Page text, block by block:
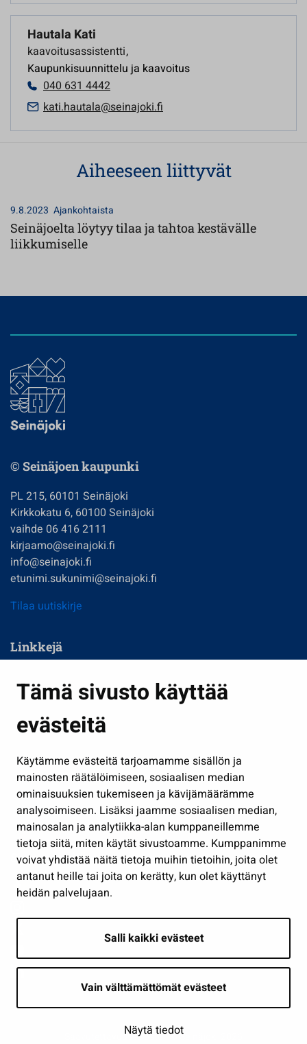
Tämä sivusto käyttää
evästeitä
Käytämme evästeitä tarjoamamme sisällön ja
mainosten räätälöimiseen, sosiaalisen median
ominaisuuksien tukemiseen ja kävijämäärämme
analysoimiseen. Lisäksi jaamme sosiaalisen median,
mainosalan ja analytiikka-alan kumppaneillemme
tietoja siitä, miten käytät sivustoamme. Kumppanimme
voivat yhdistää näitä tietoja muihin tietoihin, joita olet
antanut heille tai joita on kerätty, kun olet käyttänyt
heidän palvelujaan.
Salli kaikki evästeet
Vain välttämättömät evästeet
Näytä tiedot
Hautala Kati
kaavoitusassistentti,
Kaupunkisuunnittelu ja kaavoitus
040 631 4442
kati.hautala@seinajoki.fi
Aiheeseen liittyvät
9.8.2023 Ajankohtaista
Seinäjoelta löytyy tilaa ja tahtoa kestävälle
liikkumiselle
© Seinäjoen kaupunki
PL 215, 60101 Seinäjoki
Kirkkokatu 6, 60100 Seinäjoki
vaihde 06 416 2111
kirjaamo@seinajoki.fi
info@seinajoki.fi
etunimi.sukunimi@seinajoki.fi
Tilaa uutiskirje
Linkkejä
Kasvatus ja opetus
Kulttuuri ja liikunta
Työ ja yrittäminen
Osallistu ja asioi
Näytä omat evästeasetukseni
Seuraa meitä
Saavutettavuusseloste | © Seinäjoki 2026